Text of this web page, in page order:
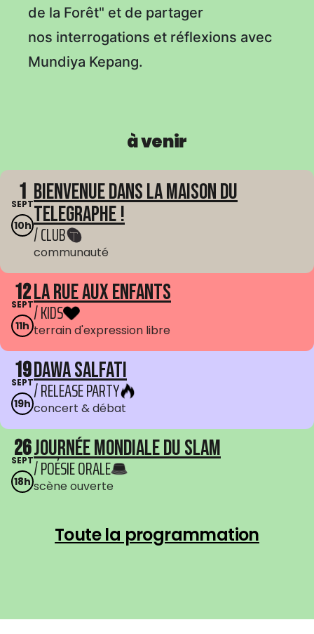
de la Forêt" et de partager
nos interrogations et réflexions avec
Mundiya Kepang.
à venir
1
SEPT
10h
Bienvenue dans La Maison du
Telegraphe !
/ CLUB
communauté
12
SEPT
11h
La Rue aux enfants
/ KIDS
terrain d'expression libre
19
SEPT
19h
Dawa Salfati
/ RELEASE PARTY
concert & débat
26
SEPT
18h
Journée mondiale du Slam
/ POÉSIE ORALE
scène ouverte
Toute la programmation